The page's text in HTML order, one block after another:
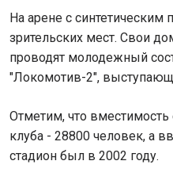
На арене с
зрительских мест. Свои
проводят молодежный
"Локомотив-2",
Отметим, что
клуба - 28800 человек, а
стадион был в 2002 году.